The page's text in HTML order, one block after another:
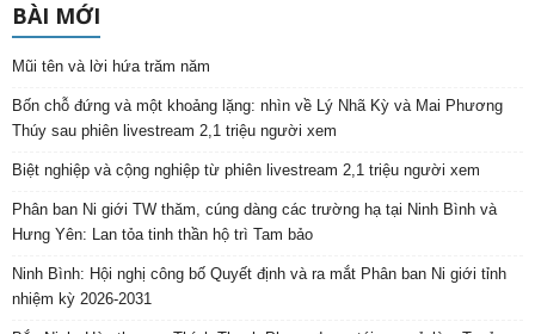
BÀI MỚI
Mũi tên và lời hứa trăm năm
Bốn chỗ đứng và một khoảng lặng: nhìn về Lý Nhã Kỳ và Mai Phương
Thúy sau phiên livestream 2,1 triệu người xem
Biệt nghiệp và cộng nghiệp từ phiên livestream 2,1 triệu người xem
Phân ban Ni giới TW thăm, cúng dàng các trường hạ tại Ninh Bình và
Hưng Yên: Lan tỏa tinh thần hộ trì Tam bảo
Ninh Bình: Hội nghị công bố Quyết định và ra mắt Phân ban Ni giới tỉnh
nhiệm kỳ 2026-2031